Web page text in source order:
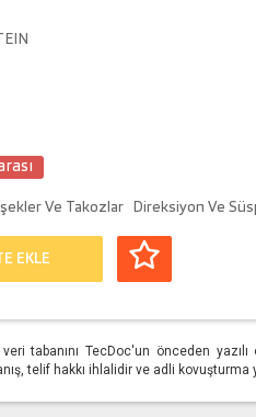
Ve Takozlar Direksiyon Ve
EKLE
tabanını TecDoc'un önceden yazılı
telif hakkı ihlalidir ve adli kovuşturma